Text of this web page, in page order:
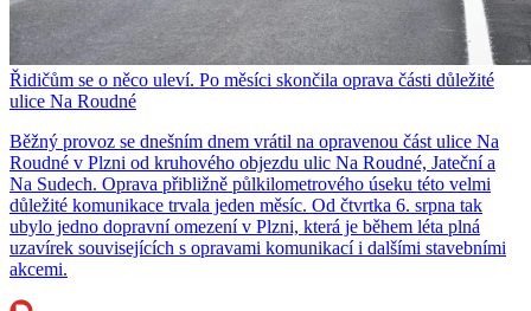
Řidičům se o něco uleví. Po měsíci skončila oprava části důležité
ulice Na Roudné
Běžný provoz se dnešním dnem vrátil na opravenou část ulice Na
Roudné v Plzni od kruhového objezdu ulic Na Roudné, Jateční a
Na Sudech. Oprava přibližně půlkilometrového úseku této velmi
důležité komunikace trvala jeden měsíc. Od čtvrtka 6. srpna tak
ubylo jedno dopravní omezení v Plzni, která je během léta plná
uzavírek souvisejících s opravami komunikací i dalšími stavebními
akcemi.